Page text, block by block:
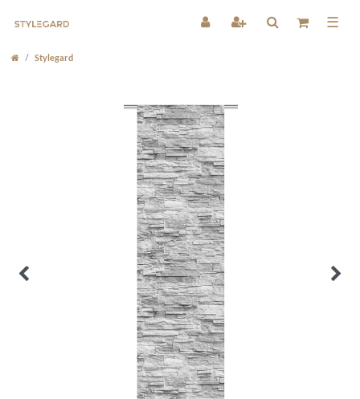
☰
Stylegard